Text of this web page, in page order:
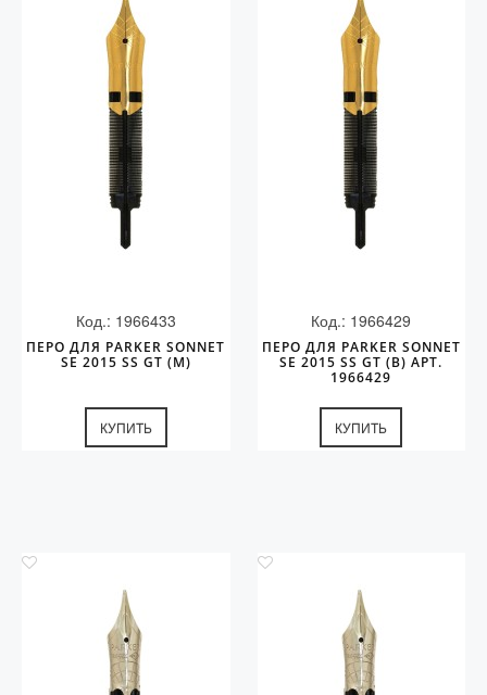
Код.: 1966433
ПЕРО ДЛЯ PARKER SONNET
SE 2015 SS GT (M)
КУПИТЬ
Код.: 1966429
ПЕРО ДЛЯ PARKER SONNET
SE 2015 SS GT (B) АРТ.
1966429
КУПИТЬ